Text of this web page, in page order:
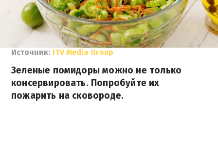
Источник: ITV Media Group
Зеленые помидоры можно не только
консервировать. Попробуйте их
пожарить на сковороде.